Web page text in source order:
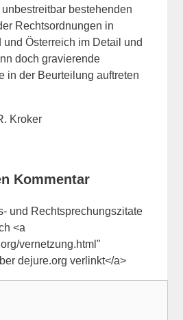
bestehenden
Rechtsordnungen in
und Österreich im Detail und
doch gravierende
in der Beurteilung auftreten
Kroker
Kommentar
und Rechtsprechungszitate
<a
vernetzung.html"
dejure.org verlinkt</a>